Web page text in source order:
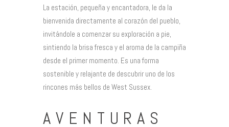
La estación, pequeña y encantadora, le da la
bienvenida directamente al corazón del pueblo,
invitándole a comenzar su exploración a pie,
sintiendo la brisa fresca y el aroma de la campiña
desde el primer momento. Es una forma
sostenible y relajante de descubrir uno de los
rincones más bellos de West Sussex.
AVENTURAS